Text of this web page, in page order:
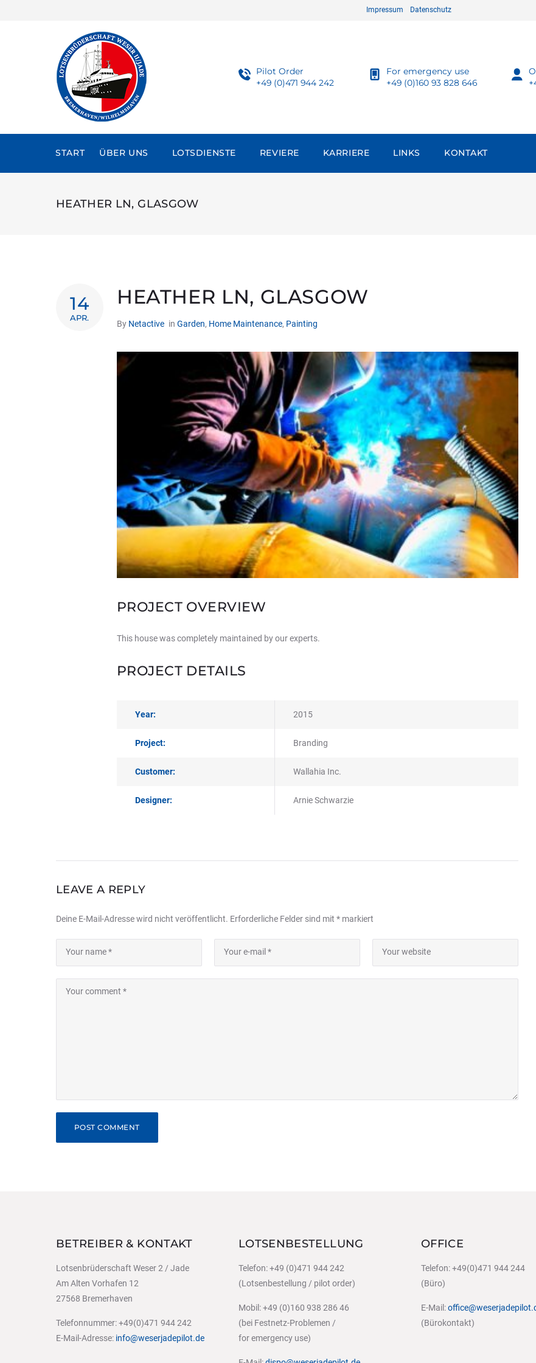
Impressum Datenschutz
Pilot Order
+49 (0)471 944 242
For emergency use
+49 (0)160 93 828 646
START ÜBER UNS LOTSDIENSTE REVIERE KARRIERE LINKS KONTAKT
HEATHER LN, GLASGOW
14
APR.
HEATHER LN, GLASGOW
By Netactive in Garden, Home Maintenance, Painting
PROJECT OVERVIEW
This house was completely maintained by our experts.
PROJECT DETAILS
Year: 2015
Project: Branding
Customer: Wallahia Inc.
Designer: Arnie Schwarzie
LEAVE A REPLY
Deine E-Mail-Adresse wird nicht veröffentlicht. Erforderliche Felder sind mit *markiert
BETREIBER & KONTAKT
Lotsenbrüderschaft Weser 2 / Jade
Am Alten Vorhafen 12
27568 Bremerhaven
Telefonnummer: +49(0)471 944 242
E-Mail-Adresse: info@weserjadepilot.de
LOTSENBESTELLUNG
Telefon: +49 (0)471 944 242
(Lotsenbestellung / pilot order)
Mobil: +49 (0)160 938 286 46
(bei Festnetz-Problemen /
for emergency use)
OFFICE
Telefon: +49(0)471 944 244
(Büro)
E-Mail:
(Bürokontakt)